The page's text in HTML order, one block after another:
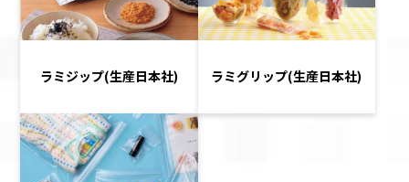
ラミジップ(生産日本社) ラミグリップ(生産日本社)